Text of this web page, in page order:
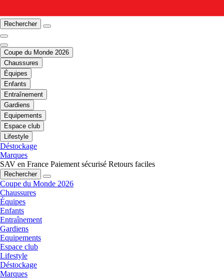
Rechercher
Coupe du Monde 2026
Chaussures
Équipes
Enfants
Entraînement
Gardiens
Equipements
Espace club
Lifestyle
Déstockage
Marques
SAV en France Paiement sécurisé Retours faciles
Rechercher
Coupe du Monde 2026
Chaussures
Équipes
Enfants
Entraînement
Gardiens
Equipements
Espace club
Lifestyle
Déstockage
Marques